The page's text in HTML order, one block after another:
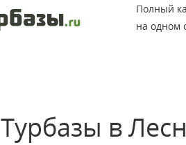
Полный
на одном
Турбазы в